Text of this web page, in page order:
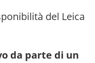
del Leica
da parte di un